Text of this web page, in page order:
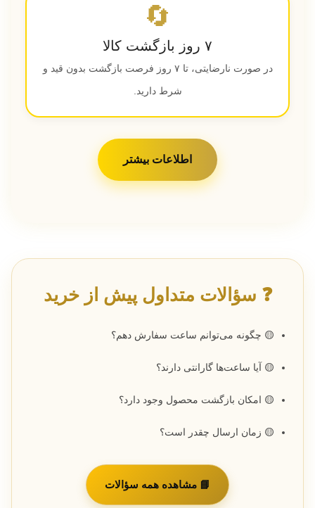
🔄
۷ روز بازگشت کالا
در صورت نارضایتی، تا ۷ روز فرصت بازگشت بدون قید و
شرط دارید.
اطلاعات بیشتر
❓ سؤالات متداول پیش از خرید
🟡 چگونه می‌توانم ساعت سفارش دهم؟
🟡 آیا ساعت‌ها گارانتی دارند؟
🟡 امکان بازگشت محصول وجود دارد؟
🟡 زمان ارسال چقدر است؟
📘 مشاهده همه سؤالات